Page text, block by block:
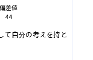
偏差値
44
て自分の考えを持と